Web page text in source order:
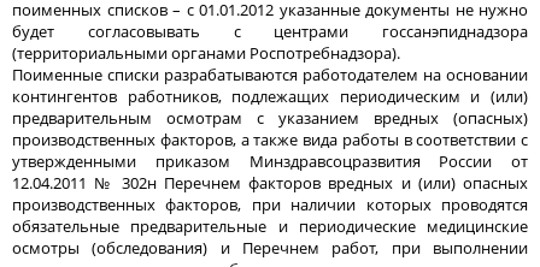
поименных списков – с 01.01.2012 указанные документы не нужно
будет согласовывать с центрами госсанэпиднадзора
(территориальными органами Роспотребнадзора).
Поименные списки разрабатываются работодателем на основании
контингентов работников, подлежащих периодическим и (или)
предварительным осмотрам с указанием вредных (опасных)
производственных факторов, а также вида работы в соответствии с
утвержденными приказом Минздравсоцразвития России от
12.04.2011 № 302н Перечнем факторов вредных и (или) опасных
производственных факторов, при наличии которых проводятся
обязательные предварительные и периодические медицинские
осмотры (обследования) и Перечнем работ, при выполнении